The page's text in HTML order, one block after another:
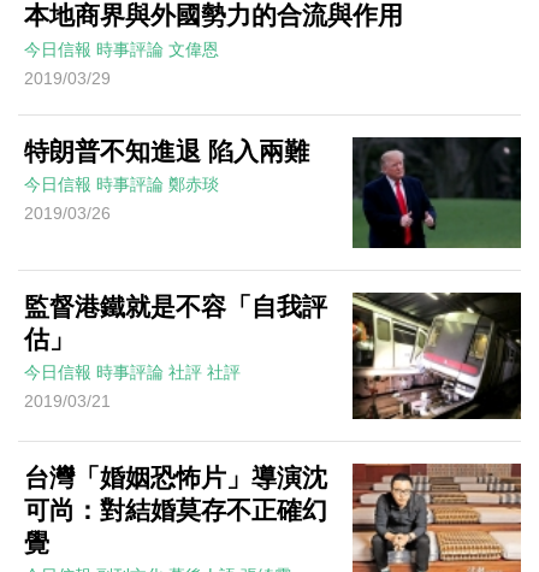
本地商界與外國勢力的合流與作用
今日信報 時事評論 文偉恩
2019/03/29
特朗普不知進退 陷入兩難
今日信報 時事評論 鄭赤琰
2019/03/26
監督港鐵就是不容「自我評
估」
今日信報 時事評論 社評 社評
2019/03/21
台灣「婚姻恐怖片」導演沈
可尚：對結婚莫存不正確幻
覺